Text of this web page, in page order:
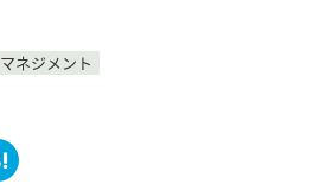
マネジメント